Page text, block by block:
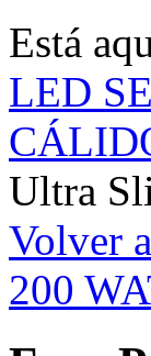
Está
LED
Ultra
Volver
200